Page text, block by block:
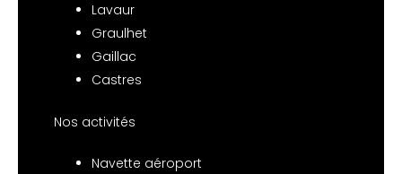
Lavaur
Graulhet
Gaillac
Castres
Nos activités
Navette aéroport